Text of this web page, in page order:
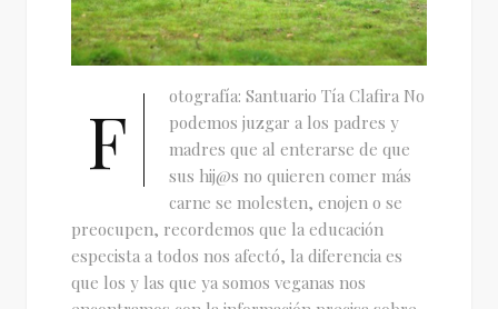
F
otografía: Santuario Tía Clafira No
podemos juzgar a los padres y
madres que al enterarse de que
sus hij@s no quieren comer más
carne se molesten, enojen o se
preocupen, recordemos que la educación
especista a todos nos afectó, la diferencia es
que los y las que ya somos veganas nos